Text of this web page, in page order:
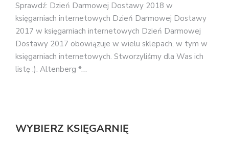
Sprawdź: Dzień Darmowej Dostawy 2018 w
księgarniach internetowych Dzień Darmowej Dostawy
2017 w księgarniach internetowych Dzień Darmowej
Dostawy 2017 obowiązuje w wielu sklepach, w tym w
księgarniach internetowych. Stworzyliśmy dla Was ich
listę :). Altenberg *…
WYBIERZ KSIĘGARNIĘ